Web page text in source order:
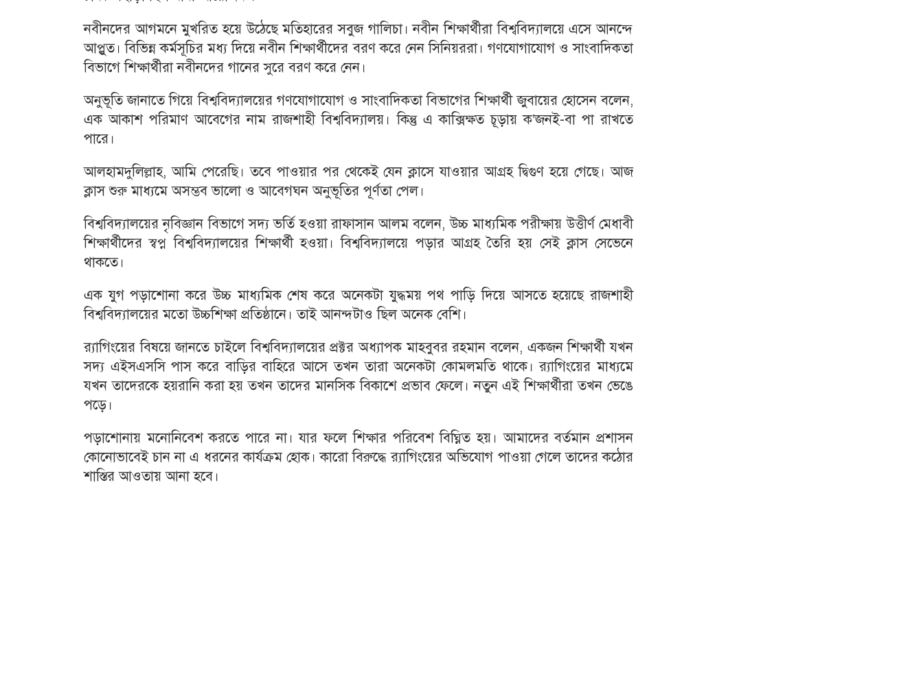
নবীনদের আগমনে মুখরিত হয়ে উঠেছে মতিহারের সবুজ গালিচা। নবীন শিক্ষার্থীরা বিশ্ববিদ্যালয়ে এসে আনন্দে
আপ্লুত। বিভিন্ন কর্মসূচির মধ্য দিয়ে নবীন শিক্ষার্থীদের বরণ করে নেন সিনিয়ররা। গণযোগাযোগ ও সাংবাদিকতা
বিভাগে শিক্ষার্থীরা নবীনদের গানের সুরে বরণ করে নেন।
অনুভূতি জানাতে গিয়ে বিশ্ববিদ্যালয়ের গণযোগাযোগ ও সাংবাদিকতা বিভাগের শিক্ষার্থী জুবায়ের হোসেন বলেন,
এক আকাশ পরিমাণ আবেগের নাম রাজশাহী বিশ্ববিদ্যালয়। কিন্তু এ কাক্সিক্ষত চূড়ায় ক’জনই-বা পা রাখতে
পারে।
আলহামদুলিল্লাহ, আমি পেরেছি। তবে পাওয়ার পর থেকেই যেন ক্লাসে যাওয়ার আগ্রহ দ্বিগুণ হয়ে গেছে। আজ
ক্লাস শুরু মাধ্যমে অসম্ভব ভালো ও আবেগঘন অনুভূতির পূর্ণতা পেল।
বিশ্ববিদ্যালয়ের নৃবিজ্ঞান বিভাগে সদ্য ভর্তি হওয়া রাফাসান আলম বলেন, উচ্চ মাধ্যমিক পরীক্ষায় উত্তীর্ণ মেধাবী
শিক্ষার্থীদের স্বপ্ন বিশ্ববিদ্যালয়ের শিক্ষার্থী হওয়া। বিশ্ববিদ্যালয়ে পড়ার আগ্রহ তৈরি হয় সেই ক্লাস সেভেনে
থাকতে।
এক যুগ পড়াশোনা করে উচ্চ মাধ্যমিক শেষ করে অনেকটা যুদ্ধময় পথ পাড়ি দিয়ে আসতে হয়েছে রাজশাহী
বিশ্ববিদ্যালয়ের মতো উচ্চশিক্ষা প্রতিষ্ঠানে। তাই আনন্দটাও ছিল অনেক বেশি।
র‌্যাগিংয়ের বিষয়ে জানতে চাইলে বিশ্ববিদ্যালয়ের প্রক্টর অধ্যাপক মাহবুবর রহমান বলেন, একজন শিক্ষার্থী যখন
সদ্য এইসএসসি পাস করে বাড়ির বাহিরে আসে তখন তারা অনেকটা কোমলমতি থাকে। র‌্যাগিংয়ের মাধ্যমে
যখন তাদেরকে হয়রানি করা হয় তখন তাদের মানসিক বিকাশে প্রভাব ফেলে। নতুন এই শিক্ষার্থীরা তখন ভেঙে
পড়ে।
পড়াশোনায় মনোনিবেশ করতে পারে না। যার ফলে শিক্ষার পরিবেশ বিঘ্নিত হয়। আমাদের বর্তমান প্রশাসন
কোনোভাবেই চান না এ ধরনের কার্যক্রম হোক। কারো বিরুদ্ধে র‌্যাগিংয়ের অভিযোগ পাওয়া গেলে তাদের কঠোর
শাস্তির আওতায় আনা হবে।